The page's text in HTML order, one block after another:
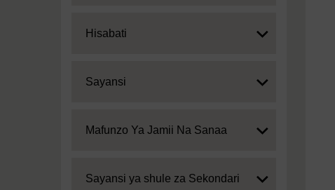
Expand
Hisabati
Expand
Sayansi
Expand
Mafunzo Ya Jamii Na Sanaa
Expand
Sayansi ya shule za Sekondari